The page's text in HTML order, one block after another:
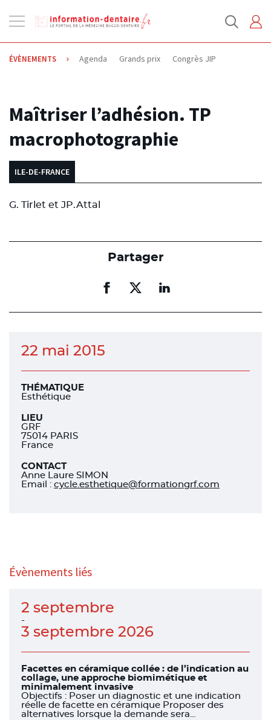
la
navigation
ÉVÈNEMENTS Agenda Grands prix Congrès JIP
15.01.2015
Maîtriser l’adhésion. TP
macrophotographie
ILE-DE-FRANCE
G. Tirlet et JP.Attal
Partager
Partager
facebook
Partager
facebook
Partager
linkedin
22 mai 2015
THÉMATIQUE
Esthétique
LIEU
GRF
75014 PARIS
France
CONTACT
Anne Laure SIMON
Email : cycle.esthetique@formationgrf.com
Évènements liés
2 septembre
-
3 septembre 2026
Facettes en céramique collée : de l’indication au
collage, une approche biomimétique et
minimalement invasive
Objectifs : Poser un diagnostic et une indication
réelle de facette en céramique Proposer des
alternatives lorsque la demande sera...